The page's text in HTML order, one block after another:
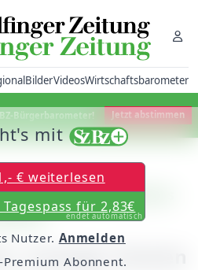
BilderVideosWirtschaftsbarometer
Bürgerbarometer! Jetzt abstimmen
des Klinikums
weniger Kosten
mit
€ weiterlesen
für 2,83€
endet automatisch
Nutzer. Anmelden
Abonnent.